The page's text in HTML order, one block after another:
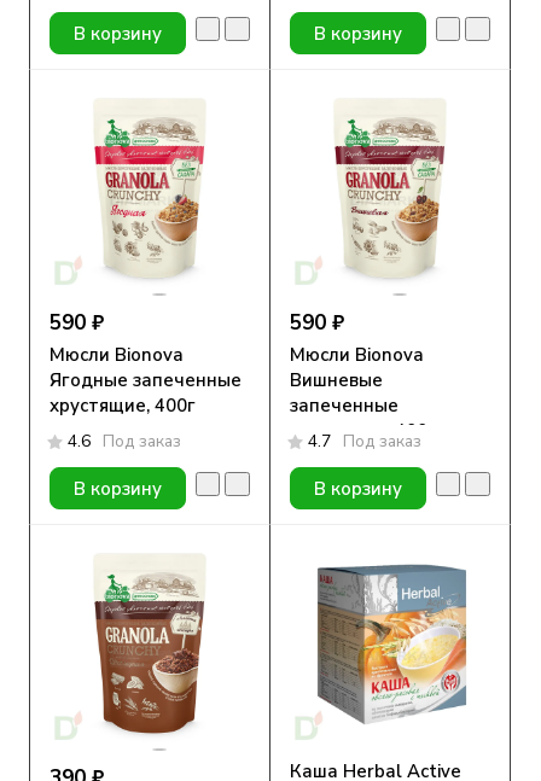
В корзину В корзину
590 ₽
Мюсли Bionova
Ягодные запеченные
хрустящие, 400г
4.6 Под заказ
В корзину
590 ₽
Мюсли Bionova
Вишневые
запеченные
хрустящие, 400г
4.7 Под заказ
В корзину
Каша Herbal Active